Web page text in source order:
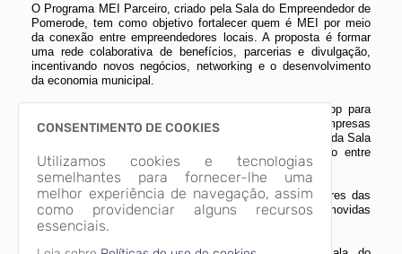
O Programa MEI Parceiro, criado pela Sala do Empreendedor de
Pomerode, tem como objetivo fortalecer quem é MEI por meio
da conexão entre empreendedores locais. A proposta é formar
uma rede colaborativa de benefícios, parcerias e divulgação,
incentivando novos negócios, networking e o desenvolvimento
da economia municipal.
O programa conta com um grupo oficial de WhatsApp para
integração dos participantes, um catálogo digital com empresas
e benefícios oferecidos, divulgação dos MEIs nas ações da Sala
do Empreendedor e incentivo à compra e contratação entre
microempreendedores locais.
Além disso, o MEI Parceiro aproxima os empreendedores das
ações de capacitação, inovação e desenvolvimento promovidas
pela Prefeitura e instituições parceiras.
CONSENTIMENTO DE COOKIES
Utilizamos cookies e tecnologias
semelhantes para fornecer-lhe uma
melhor experiência de navegação, assim
como providenciar alguns recursos
essenciais.